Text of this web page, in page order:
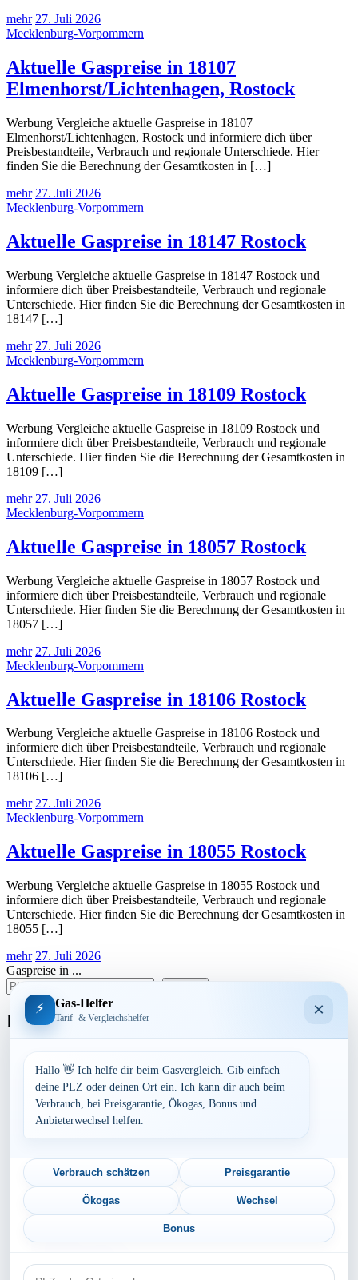
mehr 27. Juli 2026
Mecklenburg-Vorpommern
Aktuelle Gaspreise in 18107
Elmenhorst/Lichtenhagen, Rostock
Werbung Vergleiche aktuelle Gaspreise in 18107
Elmenhorst/Lichtenhagen, Rostock und informiere dich über
Preisbestandteile, Verbrauch und regionale Unterschiede. Hier
finden Sie die Berechnung der Gesamtkosten in […]
mehr 27. Juli 2026
Mecklenburg-Vorpommern
Aktuelle Gaspreise in 18147 Rostock
Werbung Vergleiche aktuelle Gaspreise in 18147 Rostock und
informiere dich über Preisbestandteile, Verbrauch und regionale
Unterschiede. Hier finden Sie die Berechnung der Gesamtkosten in
18147 […]
mehr 27. Juli 2026
Mecklenburg-Vorpommern
Aktuelle Gaspreise in 18109 Rostock
Werbung Vergleiche aktuelle Gaspreise in 18109 Rostock und
informiere dich über Preisbestandteile, Verbrauch und regionale
Unterschiede. Hier finden Sie die Berechnung der Gesamtkosten in
18109 […]
mehr 27. Juli 2026
Mecklenburg-Vorpommern
Aktuelle Gaspreise in 18057 Rostock
Werbung Vergleiche aktuelle Gaspreise in 18057 Rostock und
informiere dich über Preisbestandteile, Verbrauch und regionale
Unterschiede. Hier finden Sie die Berechnung der Gesamtkosten in
18057 […]
mehr 27. Juli 2026
Mecklenburg-Vorpommern
Aktuelle Gaspreise in 18106 Rostock
Werbung Vergleiche aktuelle Gaspreise in 18106 Rostock und
informiere dich über Preisbestandteile, Verbrauch und regionale
Unterschiede. Hier finden Sie die Berechnung der Gesamtkosten in
18106 […]
mehr 27. Juli 2026
Mecklenburg-Vorpommern
Aktuelle Gaspreise in 18055 Rostock
Werbung Vergleiche aktuelle Gaspreise in 18055 Rostock und
informiere dich über Preisbestandteile, Verbrauch und regionale
Unterschiede. Hier finden Sie die Berechnung der Gesamtkosten in
18055 […]
mehr 27. Juli 2026
Gaspreise in ...
Bundesland
Bayern
Berlin
Brandenburg
Hamburg
Mecklenburg-Vorpommern
Niedersachsen
Nordrhein-Westfalen
Rheinland-Pfalz
Saarland
Sachsen-Anhalt
⚡ Gas-Helfer
Tarif- & Vergleichshelfer ×
Hallo 👋 Ich helfe dir beim Gasvergleich. Gib einfach
deine PLZ oder deinen Ort ein. Ich kann dir auch beim
Verbrauch, bei Preisgarantie, Ökogas, Bonus und
Anbieterwechsel helfen.
Verbrauch schätzen Preisgarantie
Ökogas Wechsel
Bonus
PLZ